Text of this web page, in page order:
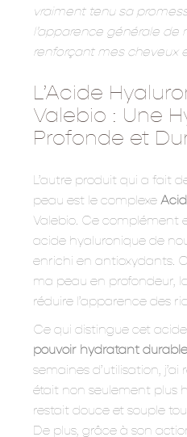
vraiment tenu sa
l’apparence générale de
renforçant mes cheveux
L’Acide
Valebio : Une
Profonde et
L’autre produit qui a fait
peau est le complexe
Valebio. Ce complément
acide hyaluronique de
enrichi en antioxydants.
ma peau en profondeur,
réduire l’apparence des
Ce qui distingue cet
pouvoir hydratant
semaines d’utilisation,
était non seulement plus
restait douce et souple
De plus, grâce à son